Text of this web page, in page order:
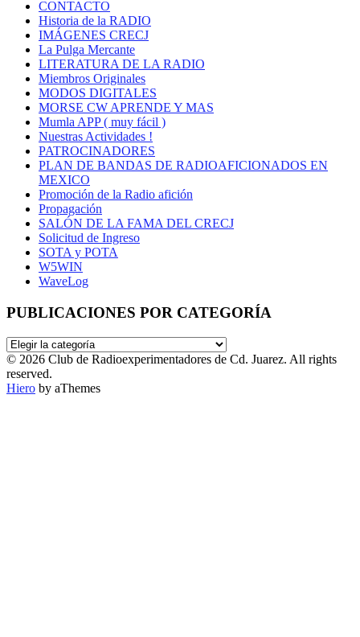
CONTACTO
Historia de la RADIO
IMÁGENES CRECJ
La Pulga Mercante
LITERATURA DE LA RADIO
Miembros Originales
MODOS DIGITALES
MORSE CW APRENDE Y MAS
Mumla APP ( muy fácil )
Nuestras Actividades !
PATROCINADORES
PLAN DE BANDAS DE RADIOAFICIONADOS EN
MEXICO
Promoción de la Radio afición
Propagación
SALÓN DE LA FAMA DEL CRECJ
Solicitud de Ingreso
SOTA y POTA
W5WIN
WaveLog
PUBLICACIONES POR CATEGORÍA
PUBLICACIONES
POR
CATEGORÍA
© 2026 Club de Radioexperimentadores de Cd. Juarez. All rights
reserved.
Hiero by aThemes